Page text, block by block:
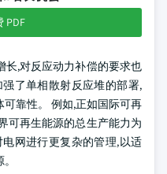
PDF
长,对反应动力补偿的要求也
了单相散射反应堆的部署,
靠性。 例如,正如国际可再
可再生能源的总生产能力为
网进行更复杂的管理,以适